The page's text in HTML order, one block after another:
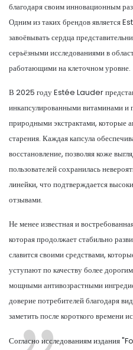
благодаря своим инновационным
Одним из таких брендов является
завоёвывать сердца
серьёзными исследованиями в
работающими на клеточном уровне.
В 2025 году Estée Lauder
инкапсулированными витаминами
природными экстрактами, которые
старения. Каждая капсула
восстановление, позволяя коже
пользователей сохранилась
линейки, что подтверждается
отзывами.
Не менее известная и
которая продолжает стабильно
славится своими средствами,
уступают по качеству более
мощными антивозрастными
доверие потребителей благодаря
заметить после короткого времени
Согласно исследованиям издания